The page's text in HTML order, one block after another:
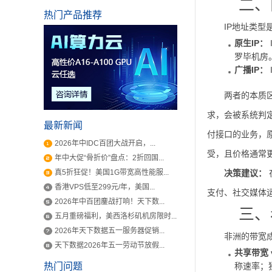
热门产品推荐
最新新闻
2026年中IDC百团大战开启，...
年中大促“骨折价”盘点：2折回国...
真5折狂促！美国1G带宽高性能服...
香港VPS低至299元/年，美国...
2026年中百团鏖战打响！天下数...
五月重磅福利，美西洛杉矶机房限时...
2026年天下数据五一服务器促销...
天下数据2026年五一劳动节放假...
热门问题
二
IP地址类型
原生IP：
罗毕机房
广播IP：
两者的本质
求，会被系统判
付接口的业务，
受，且价格通常
决策建议：
支付、社交媒体
三
非洲的带宽
共享带宽
称速率；